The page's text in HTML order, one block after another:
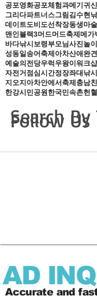
공포영화공포체험과메기 귀신
그리다파트너스그림김수현
데이트도비도선착장동생마술
맨인블랙3머드머드축제 메가
바다낚시 보령부모님사진놀이
성동일 송어축제 아차산애완견
예술의전당우럭 우왕이 워크샵
자전거 점심시간정장좌대낚
지오지아차안에서 축제 충남
한강시민공원 한국민속촌헌혈
Follow Us
Search By
AD
Accurate and